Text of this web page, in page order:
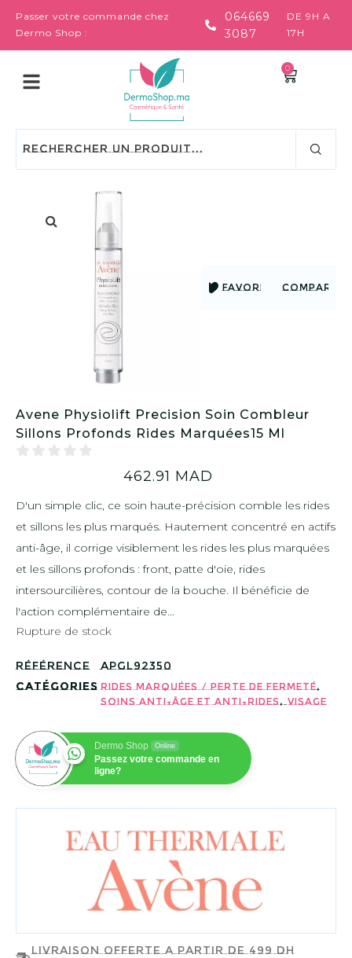
Passer votre commande chez
Dermo Shop :
064669
3087
DE 9H A
17H
0
FAVORIS COMPARER
Avene Physiolift Precision Soin Combleur
Sillons Profonds Rides Marquées15 Ml
462.91 MAD
D'un simple clic, ce soin haute-précision comble les rides
et sillons les plus marqués. Hautement concentré en actifs
anti-âge, il corrige visiblement les rides les plus marquées
et les sillons profonds : front, patte d'oie, rides
intersourcilières, contour de la bouche. Il bénéficie de
l'action complémentaire de...
Rupture de stock
Référence
APGL92350
Catégories Rides marquées / perte de fermeté,
Soins Anti-âge et Anti-rides,Visage
Dermo Shop Online
Passez votre commande en
ligne?
AVÈNE
Livraison offerte a partir de 499 dh